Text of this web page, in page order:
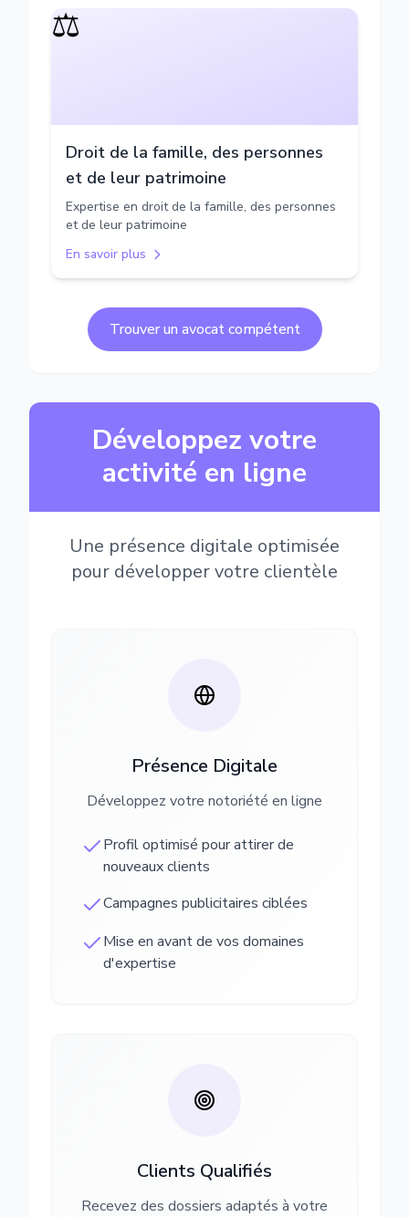
⚖️
Droit de la famille, des personnes
et de leur patrimoine
Expertise en droit de la famille, des personnes
et de leur patrimoine
En savoir plus
Trouver un avocat compétent
Développez votre
activité en ligne
Une présence digitale optimisée
pour développer votre clientèle
Présence Digitale
Développez votre notoriété en ligne
Profil optimisé pour attirer de
nouveaux clients
Campagnes publicitaires ciblées
Mise en avant de vos domaines
d'expertise
Clients Qualifiés
Recevez des dossiers adaptés à votre